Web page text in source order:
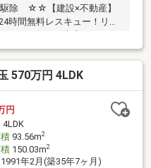
除 ☆☆【建設×不動産】
時間無料レスキュー！リフ
らの安心をずっとお届けし
も物件ごとに作成可能！！
談できます！＼弊社には、
料かけつけサービスの仕組
お家トラブル、緊急対応も承
ノ葉プランニングにお任せく
570万円 4LDK
円
4LDK
93.56m2
150.03m2
1991年2月(築35年7ヶ月)